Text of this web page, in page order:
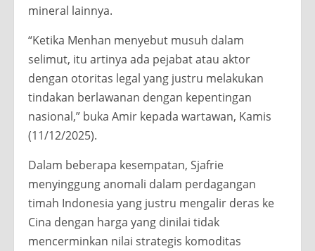
mineral lainnya.
“Ketika Menhan menyebut musuh dalam
selimut, itu artinya ada pejabat atau aktor
dengan otoritas legal yang justru melakukan
tindakan berlawanan dengan kepentingan
nasional,” buka Amir kepada wartawan, Kamis
(11/12/2025).
Dalam beberapa kesempatan, Sjafrie
menyinggung anomali dalam perdagangan
timah Indonesia yang justru mengalir deras ke
Cina dengan harga yang dinilai tidak
mencerminkan nilai strategis komoditas